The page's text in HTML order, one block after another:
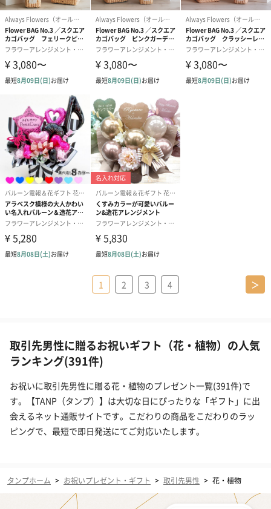
1 2 3 4 ＞
取引先男性に贈るお祝いギフト（花・植物）の人気
ランキング(391件)
お祝いに取引先男性に贈る花・植物のプレゼント一覧(391件)で
す。【TANP（タンプ）】は大切な日にぴったりな「ギフト」に出
会えるネット通販サイトです。こだわりの商品をこだわりのラッ
ピングで、最短で即日発送にてご対応いたします。
タンプホーム > お祝いプレゼント・ギフト > 取引先男性 > 花・植物